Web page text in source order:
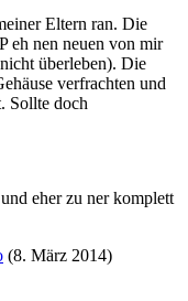
Eltern ran. Die
eh nen neuen von mir
überleben). Die
verfrachten und
Sollte doch
eher zu ner komplett
(8. März 2014)